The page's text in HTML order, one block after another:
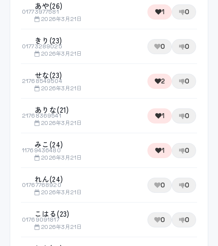
01773977581
あや(26)
2026年3月21日
1 0
01773289025
きり(23)
2026年3月21日
0 0
21768549504
せな(23)
2026年3月21日
2 0
21768369541
ありな(21)
2026年3月21日
1 0
11769436480
みこ(24)
2026年3月21日
1 0
01767768920
れん(24)
2026年3月21日
0 0
01769091817
こはる(23)
2026年3月21日
0 0